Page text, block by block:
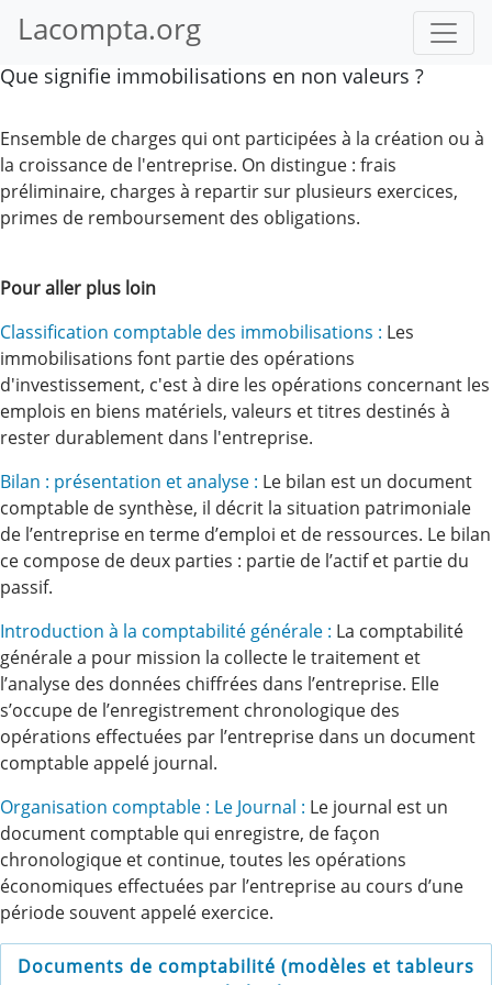
Lacompta.org
Que signifie immobilisations en non valeurs ?
Ensemble de charges qui ont participées à la création ou à
la croissance de l'entreprise. On distingue : frais
préliminaire, charges à repartir sur plusieurs exercices,
primes de remboursement des obligations.
Pour aller plus loin
Classification comptable des immobilisations : Les
immobilisations font partie des opérations
d'investissement, c'est à dire les opérations concernant les
emplois en biens matériels, valeurs et titres destinés à
rester durablement dans l'entreprise.
Bilan : présentation et analyse : Le bilan est un document
comptable de synthèse, il décrit la situation patrimoniale
de l’entreprise en terme d’emploi et de ressources. Le bilan
ce compose de deux parties : partie de l’actif et partie du
passif.
Introduction à la comptabilité générale : La comptabilité
générale a pour mission la collecte le traitement et
l’analyse des données chiffrées dans l’entreprise. Elle
s’occupe de l’enregistrement chronologique des
opérations effectuées par l’entreprise dans un document
comptable appelé journal.
Organisation comptable : Le Journal : Le journal est un
document comptable qui enregistre, de façon
chronologique et continue, toutes les opérations
économiques effectuées par l’entreprise au cours d’une
période souvent appelé exercice.
Documents de comptabilité (modèles et tableurs